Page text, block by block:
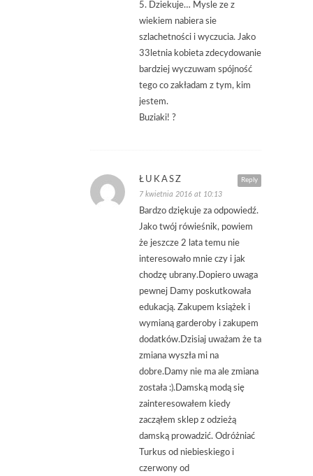
5. Dziekuje… Mysle ze z
wiekiem nabiera sie
szlachetności i wyczucia. Jako
33letnia kobieta zdecydowanie
bardziej wyczuwam spójność
tego co zakładam z tym, kim
jestem.
Buziaki! ?
Reply
ŁUKASZ
7 kwietnia 2016 at 10:13
Bardzo dziękuje za odpowiedź.
Jako twój rówieśnik, powiem
że jeszcze 2 lata temu nie
interesowało mnie czy i jak
chodzę ubrany.Dopiero uwaga
pewnej Damy poskutkowała
edukacją. Zakupem książek i
wymianą garderoby i zakupem
dodatków.Dzisiaj uważam że ta
zmiana wyszła mi na
dobre.Damy nie ma ale zmiana
została :).Damską modą się
zainteresowałem kiedy
zacząłem sklep z odzieżą
damską prowadzić. Odróżniać
Turkus od niebieskiego i
czerwony od